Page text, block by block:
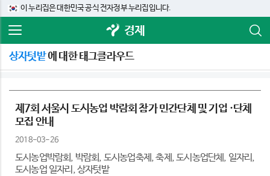
이 누리집은 대한민국 공식 전자정부 누리집입니다.
경제
상자텃밭에 대한 태그클라우드
제7회 서울시 도시농업 박람회 참가 민간단체 및 기업 ·단체
모집 안내
2018-03-26
도시농업박람회, 박람회, 도시농업축제, 축제, 도시농업단체, 일자리,
도시농업 일자리, 상자텃밭